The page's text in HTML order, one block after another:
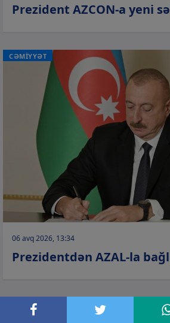
Prezident AZCON-a yeni
CƏMİYYƏT
06 avq 2026, 13:34
Prezidentdən AZAL-la
CƏMİYYƏT